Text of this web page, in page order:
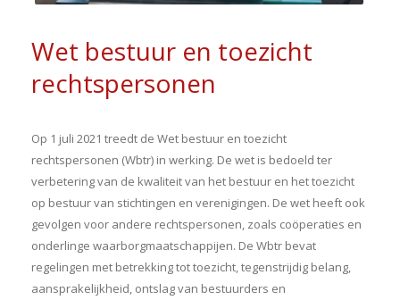
Wet bestuur en toezicht
rechtspersonen
Op 1 juli 2021 treedt de Wet bestuur en toezicht
rechtspersonen (Wbtr) in werking. De wet is bedoeld ter
verbetering van de kwaliteit van het bestuur en het toezicht
op bestuur van stichtingen en verenigingen. De wet heeft ook
gevolgen voor andere rechtspersonen, zoals coöperaties en
onderlinge waarborgmaatschappijen. De Wbtr bevat
regelingen met betrekking tot toezicht, tegenstrijdig belang,
aansprakelijkheid, ontslag van bestuurders en